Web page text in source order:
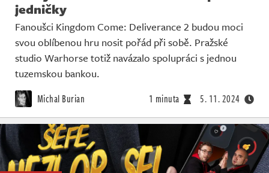
jedničky
Fanoušci Kingdom Come: Deliverance 2 budou moci
svou oblíbenou hru nosit pořád při sobě. Pražské
studio Warhorse totiž navázalo spolupráci s jednou
tuzemskou bankou.
Michal Burian 1 minuta 5. 11. 2024